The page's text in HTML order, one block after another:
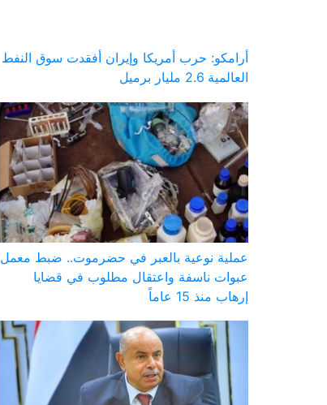
أرامكو: حرب أمريكا وإيران أفقدت سوق النفط
العالمية 2.6 مليار برميل
عملية نوعية بالعبر في حضرموت.. ضبط معمل
عبوات ناسفة واعتقال مطلوب في قضايا
إرهاب منذ 15 عاماً